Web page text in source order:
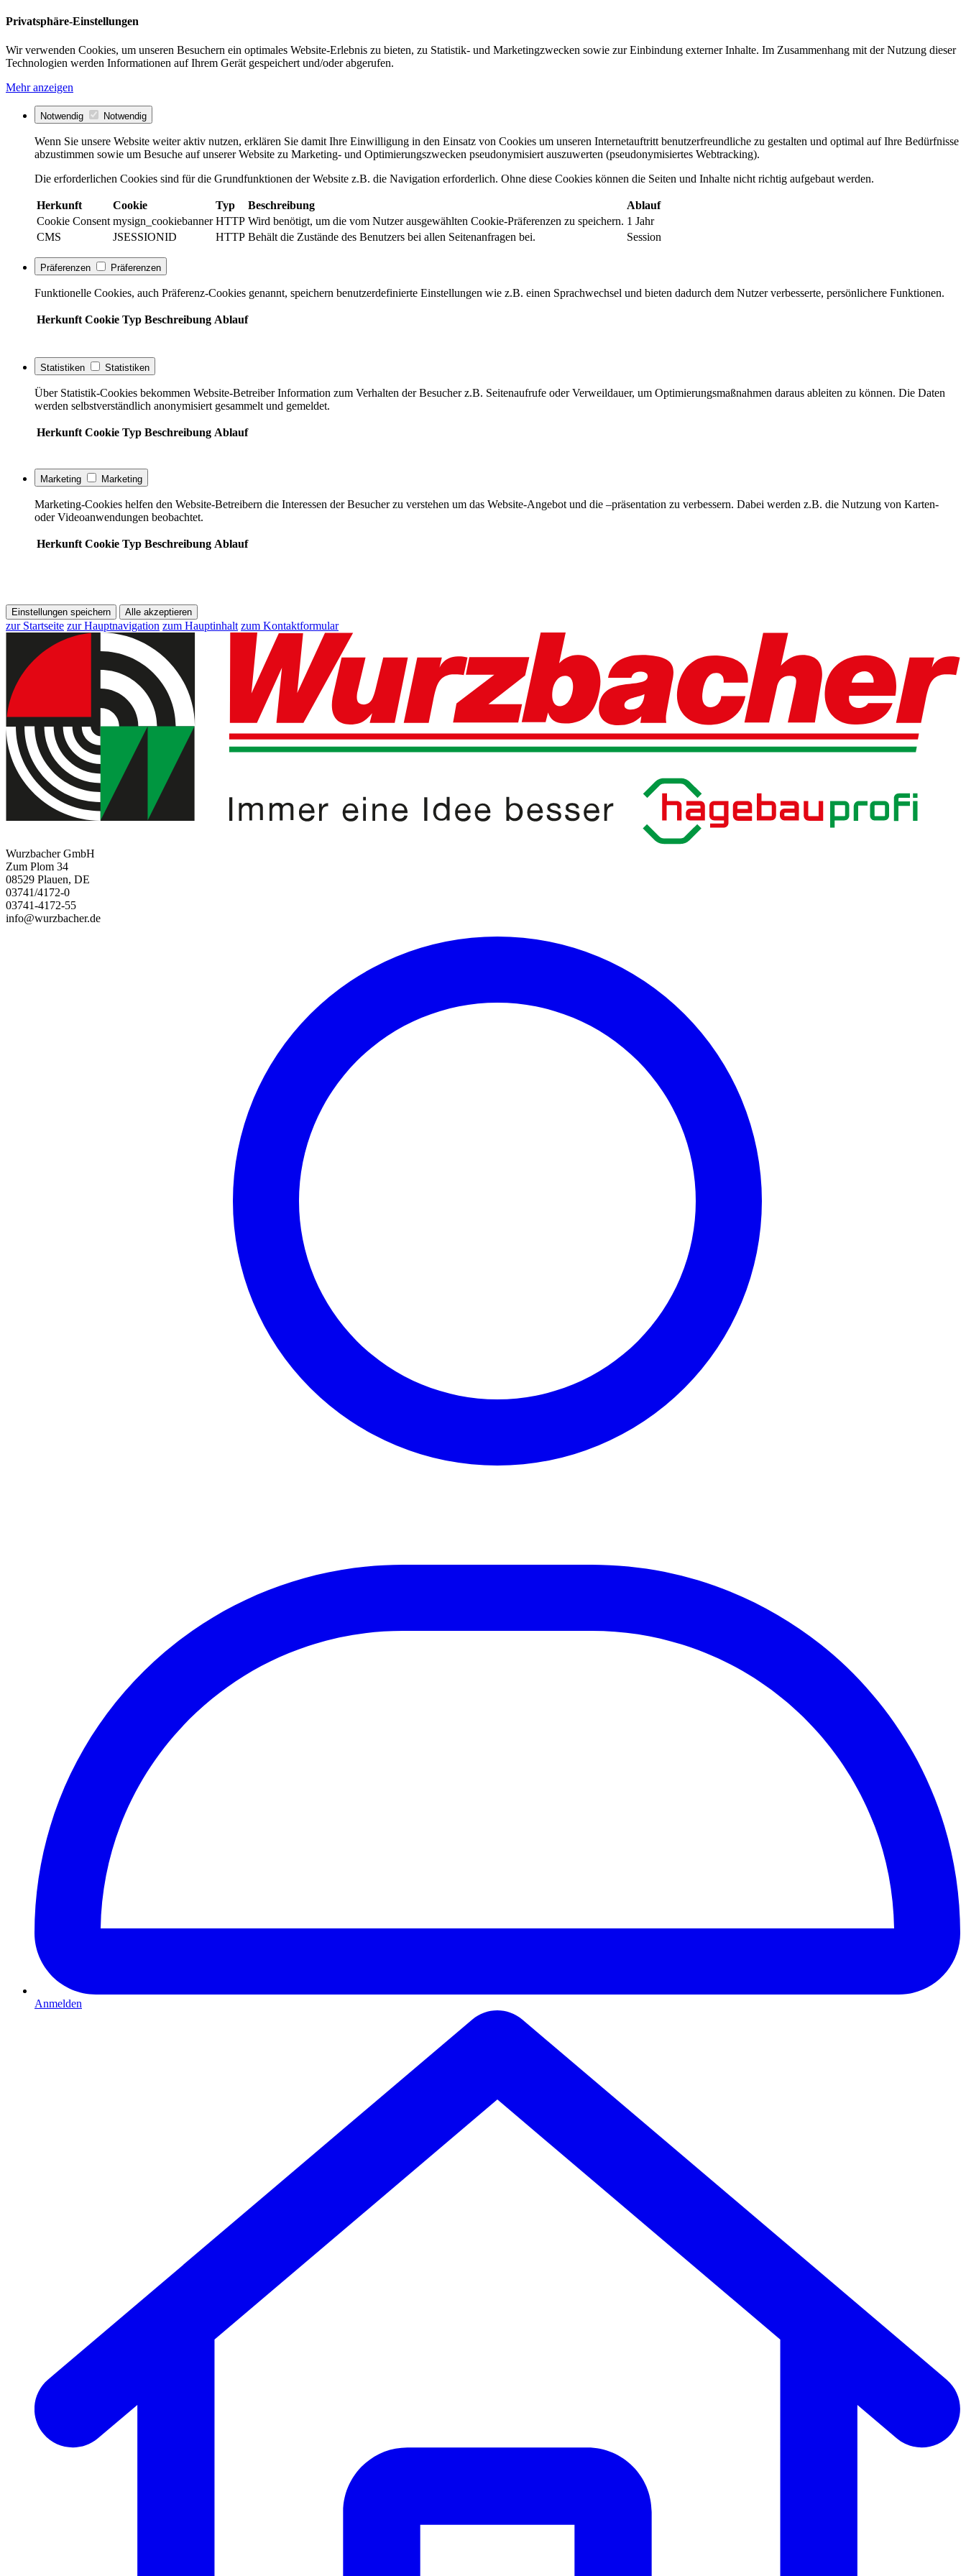
Privatsphäre-Einstellungen
Wir verwenden Cookies, um unseren Besuchern ein optimales Website-Erlebnis zu bieten, zu Statistik- und Marketingzwecken sowie zur Einbindung externer Inhalte. Im Zusammenhang mit der Nutzung dieser
Technologien werden Informationen auf Ihrem Gerät gespeichert und/oder abgerufen.
Mehr anzeigen
Notwendig Notwendig
Wenn Sie unsere Website weiter aktiv nutzen, erklären Sie damit Ihre Einwilligung in den Einsatz von Cookies um unseren Internetauftritt benutzerfreundliche zu gestalten und optimal auf Ihre Bedürfnisse
abzustimmen sowie um Besuche auf unserer Website zu Marketing- und Optimierungszwecken pseudonymisiert auszuwerten (pseudonymisiertes Webtracking).
Die erforderlichen Cookies sind für die Grundfunktionen der Website z.B. die Navigation erforderlich. Ohne diese Cookies können die Seiten und Inhalte nicht richtig aufgebaut werden.
Herkunft Cookie Typ Beschreibung
Ablauf
Cookie Consent mysign_cookiebanner HTTP Wird benötigt, um die vom Nutzer ausgewählten Cookie-Präferenzen zu speichern. 1 Jahr
CMS
JSESSIONID HTTP Behält die Zustände des Benutzers bei allen Seitenanfragen bei. Session
Präferenzen Präferenzen
Funktionelle Cookies, auch Präferenz-Cookies genannt, speichern benutzerdefinierte Einstellungen wie z.B. einen Sprachwechsel und bieten dadurch dem Nutzer verbesserte, persönlichere Funktionen.
Herkunft Cookie Typ Beschreibung Ablauf
Statistiken Statistiken
Über Statistik-Cookies bekommen Website-Betreiber Information zum Verhalten der Besucher z.B. Seitenaufrufe oder Verweildauer, um Optimierungsmaßnahmen daraus ableiten zu können. Die Daten
werden selbstverständlich anonymisiert gesammelt und gemeldet.
Herkunft Cookie Typ Beschreibung Ablauf
Marketing Marketing
Marketing-Cookies helfen den Website-Betreibern die Interessen der Besucher zu verstehen um das Website-Angebot und die –präsentation zu verbessern. Dabei werden z.B. die Nutzung von Karten-
oder Videoanwendungen beobachtet.
Herkunft Cookie Typ Beschreibung Ablauf
Einstellungen speichern Alle akzeptieren
zur Startseite zur Hauptnavigation zum Hauptinhalt zum Kontaktformular
Wurzbacher GmbH
Zum Plom 34
08529 Plauen, DE
03741/4172-0
03741-4172-55
info@wurzbacher.de
Anmelden